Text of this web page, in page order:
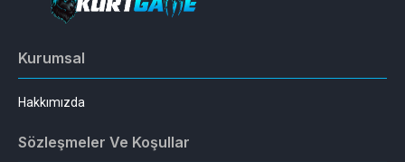
Kurumsal
Hakkımızda
Sözleşmeler Ve Koşullar